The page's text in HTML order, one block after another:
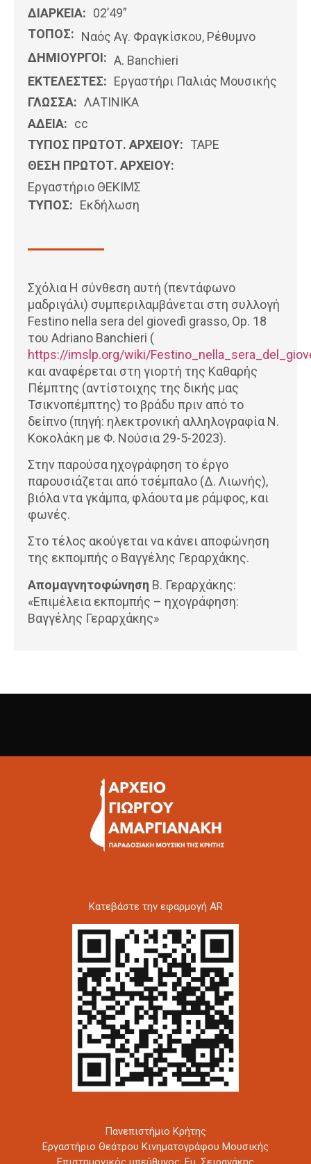
ΔΙΑΡΚΕΙΑ: 02’49”
ΤΟΠΟΣ: Ναός Αγ. Φραγκίσκου, Ρέθυμνο
ΔΗΜΙΟΥΡΓΟΙ: A. Banchieri
ΕΚΤΕΛΕΣΤΕΣ: Εργαστήρι Παλιάς Μουσικής
ΓΛΩΣΣΑ: ΛΑΤΙΝΙΚΆ
ΑΔΕΙΑ: cc
ΤΥΠΟΣ ΠΡΩΤΟΤ. ΑΡΧΕΙΟΥ: ΤΑΡΕ
ΘΕΣΗ ΠΡΩΤΟΤ. ΑΡΧΕΙΟΥ:
Εργαστήριο ΘΕΚΙΜΣ
ΤΥΠΟΣ: Εκδήλωση
Σχόλια Η σύνθεση αυτή (πεντάφωνο
μαδριγάλι) συμπεριλαμβάνεται στη συλλογή
Festino nella sera del giovedì grasso, Op. 18
του Adriano Banchieri (
https://imslp.org/wiki/
και αναφέρεται στη γιορτή της Καθαρής
Πέμπτης (αντίστοιχης της δικής μας
Τσικνοπέμπτης) το βράδυ πριν από το
δείπνο (πηγή: ηλεκτρονική αλληλογραφία Ν.
Κοκολάκη με Φ. Νούσια 29-5-2023).
Στην παρούσα ηχογράφηση το έργο
παρουσιάζεται από τσέμπαλο (Δ. Λιωνής),
βιόλα ντα γκάμπα, φλάουτα με ράμφος, και
φωνές.
Στο τέλος ακούγεται να κάνει αποφώνηση
της εκπομπής ο Βαγγέλης Γεραρχάκης.
Απομαγνητοφώνηση Β. Γεραρχάκης:
«Επιμέλεια εκπομπής – ηχογράφηση:
Βαγγέλης Γεραρχάκης»
Kατεβάστε την εφαρμογή AR
Πανεπιστήμιο Κρήτης
Εργαστήριο Θεάτρου Κινηματογράφου Μουσικής